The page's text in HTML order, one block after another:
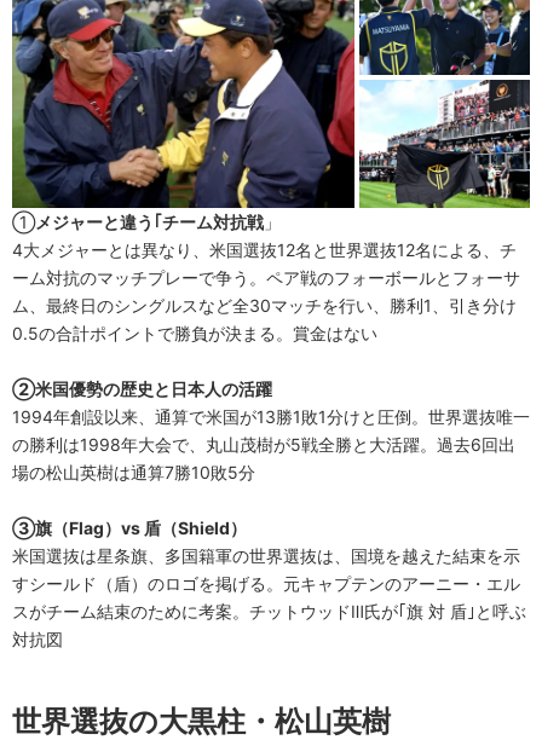
①メジャーと違う｢チーム対抗戦 」
4大メジャーとは異なり、米国選抜12名と世界選抜12名による、チ
ーム対抗のマッチプレーで争う。ペア戦のフォーボールとフォーサ
ム、最終日のシングルスなど全30マッチを行い、勝利1、引き分け
0.5の合計ポイントで勝負が決まる。賞金はない
②米国優勢の歴史と日本人の活躍
1994年創設以来、通算で米国が13勝1敗1分けと圧倒。世界選抜唯一
の勝利は1998年大会で、丸山茂樹が5戦全勝と大活躍。過去6回出
場の松山英樹は通算7勝10敗5分
③旗（Flag）vs 盾（Shield）
米国選抜は星条旗、多国籍軍の世界選抜は、国境を越えた結束を示
すシールド（盾）のロゴを掲げる。元キャプテンのアーニー・エル
スがチーム結束のために考案。チットウッドⅢ氏が｢旗 対 盾｣と呼ぶ
対抗図
世界選抜の大黒柱・松山英樹